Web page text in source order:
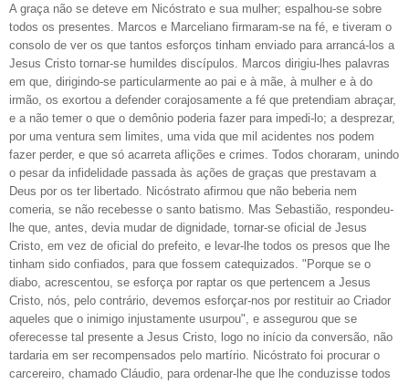
A graça não se deteve em Nicóstrato e sua mulher; espalhou-se sobre
todos os presentes. Marcos e Marceliano firmaram-se na fé, e tiveram o
consolo de ver os que tantos esforços tinham enviado para arrancá-los a
Jesus Cristo tornar-se humildes discípulos. Marcos dirigiu-lhes palavras
em que, dirigindo-se particularmente ao pai e à mãe, à mulher e à do
irmão, os exortou a defender corajosamente a fé que pretendiam abraçar,
e a não temer o que o demônio poderia fazer para impedi-lo; a desprezar,
por uma ventura sem limites, uma vida que mil acidentes nos podem
fazer perder, e que só acarreta aflições e crimes. Todos choraram, unindo
o pesar da infidelidade passada às ações de graças que prestavam a
Deus por os ter libertado. Nicóstrato afirmou que não beberia nem
comeria, se não recebesse o santo batismo. Mas Sebastião, respondeu-
lhe que, antes, devia mudar de dignidade, tornar-se oficial de Jesus
Cristo, em vez de oficial do prefeito, e levar-lhe todos os presos que lhe
tinham sido confiados, para que fossem catequizados. "Porque se o
diabo, acrescentou, se esforça por raptar os que pertencem a Jesus
Cristo, nós, pelo contrário, devemos esforçar-nos por restituir ao Criador
aqueles que o inimigo injustamente usurpou", e assegurou que se
oferecesse tal presente a Jesus Cristo, logo no início da conversão, não
tardaria em ser recompensados pelo martírio. Nicóstrato foi procurar o
carcereiro, chamado Cláudio, para ordenar-lhe que lhe conduzisse todos